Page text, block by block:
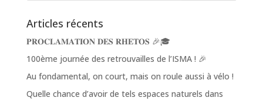
Articles récents
𝐏𝐑𝐎𝐂𝐋𝐀𝐌𝐀𝐓𝐈𝐎𝐍 𝐃𝐄𝐒 𝐑𝐇𝐄𝐓𝐎𝐒 🎉🎓
100ème journée des retrouvailles de l’ISMA ! 🎉
Au fondamental, on court, mais on roule aussi à vélo !
Quelle chance d’avoir de tels espaces naturels dans